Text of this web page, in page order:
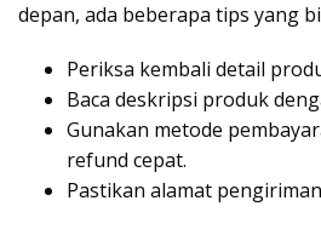
depan, ada beberapa tips yang
Periksa kembali detail
Baca deskripsi produk
Gunakan metode
refund cepat.
Pastikan alamat